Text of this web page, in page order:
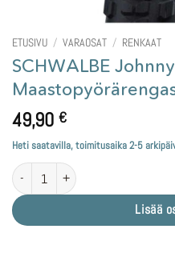
ETUSIVU / VARAOSAT / RENKAAT
SCHWALBE
49,90 €
Heti saatavilla, toimitusaika 2-5
SCHWALBE Johnny Watts
Lisää